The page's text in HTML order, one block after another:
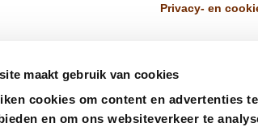
maakt gebruik van cookies
cookies om content en advertenties
en om ons websiteverkeer te
Privacy- en